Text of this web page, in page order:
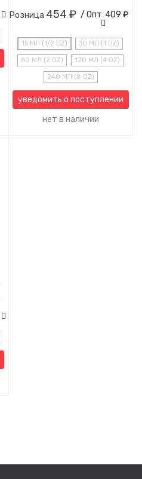
Розница 454 ₽ / Опт 409 ₽
15 МЛ (1/2 OZ) 30 МЛ (1 OZ)
60 МЛ (2 OZ) 120 МЛ (4 OZ)
240 МЛ (8 OZ)
уведомить о поступлении
нет в наличии